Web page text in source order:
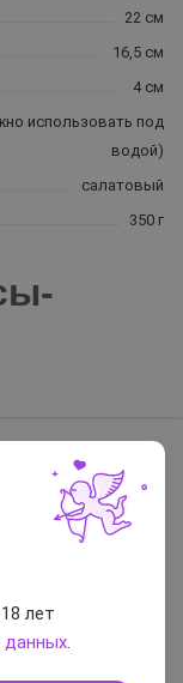
22 см
16,5 см
4 см
использовать под
водой)
салатовый
350 г
идеальный,
пользоваться
лет
данных